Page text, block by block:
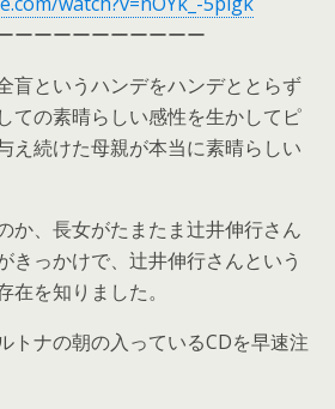
ーーーーーーーーーー
盲というハンデをハンデととらず
ての素晴らしい感性を生かしてピ
え続けた母親が本当に素晴らしい
か、長女がたまたま辻井伸行さん
きっかけで、辻井伸行さんという
を知りました。
トナの朝の入っているCDを早速注